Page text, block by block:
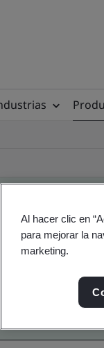
empresa,
Al hacer clic en
para mejorar la
marketing.